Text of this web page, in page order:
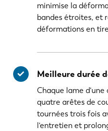
minimise la
bandes étroites, et
déformations en
Meilleure durée
Chaque lame d'une
quatre arêtes de
tournées trois fois
l'entretien et